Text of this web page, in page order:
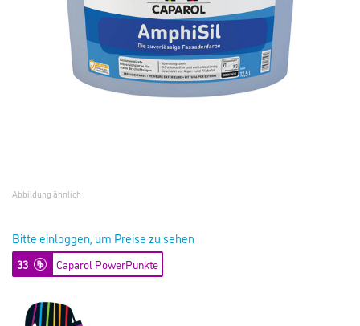
Abbildung ähnlich
Bitte einloggen, um Preise zu sehen
33 Caparol PowerPunkte